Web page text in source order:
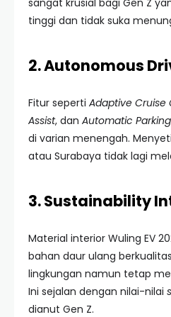
sangat krusial bagi Gen Z
tinggi dan tidak suka
2. Autonomous
Fitur seperti Adaptive Cruise
Assist, dan Automatic Parking
di varian menengah.
atau Surabaya tidak lagi
3. Sustainability
Material interior Wuling EV
bahan daur ulang
lingkungan namun tetap
Ini sejalan dengan nilai-nilai
dianut Gen Z.